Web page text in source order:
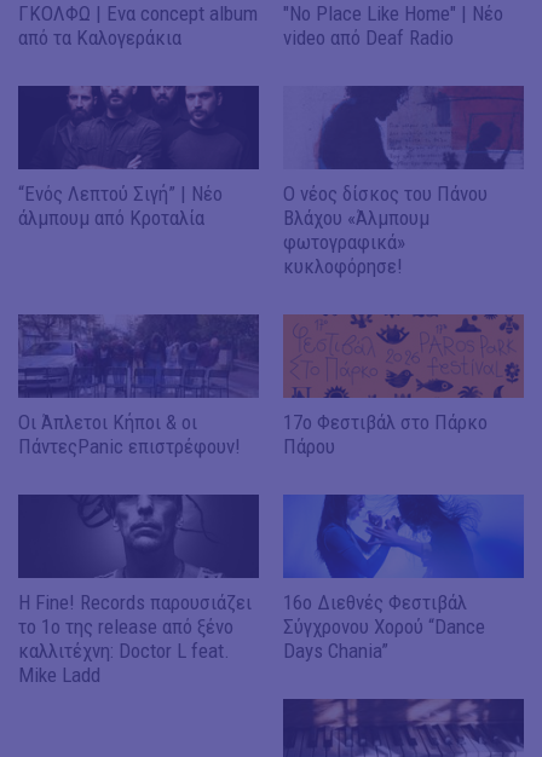
ΓΚΟΛΦΩ | Ενα concept album
από τα Καλογεράκια
"No Place Like Home" | Νέο
video από Deaf Radio
“Ενός Λεπτού Σιγή” | Νέο
άλμπουμ από Κροταλία
Ο νέος δίσκος του Πάνου
Βλάχου «Άλμπουμ
φωτογραφικά»
κυκλοφόρησε!
Οι Άπλετοι Κήποι & οι
ΠάντεςPanic επιστρέφουν!
17ο Φεστιβάλ στο Πάρκο
Πάρου
Η Fine! Records παρουσιάζει
το 1ο της release από ξένο
καλλιτέχνη: Doctor L feat.
Mike Ladd
16ο Διεθνές Φεστιβάλ
Σύγχρονου Χορού “Dance
Days Chania”